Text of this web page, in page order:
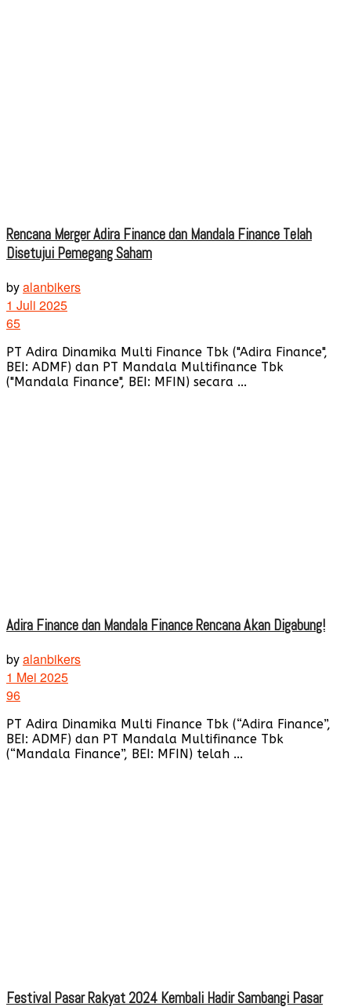
Rencana Merger Adira Finance dan Mandala Finance Telah
Disetujui Pemegang Saham
byalanbikers
1 Juli 2025
65
PT Adira Dinamika Multi Finance Tbk ("Adira Finance",
BEI: ADMF) dan PT Mandala Multifinance Tbk
("Mandala Finance", BEI: MFIN) secara ...
Adira Finance dan Mandala Finance Rencana Akan Digabung!
byalanbikers
1 Mei 2025
96
PT Adira Dinamika Multi Finance Tbk (“Adira Finance”,
BEI: ADMF) dan PT Mandala Multifinance Tbk
(“Mandala Finance”, BEI: MFIN) telah ...
Festival Pasar Rakyat 2024 Kembali Hadir Sambangi Pasar